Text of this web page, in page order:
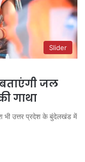
Slider
बताएंगी जल
गाथा
भी उत्तर प्रदेश के बुंदेलखंड में